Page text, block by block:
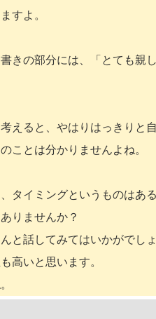
すよ。
きの部分には、「とても親
えると、やはりはっきりと
ことは分かりませんよね。
タイミングというものはある
りませんか？
と話してみてはいかがでしょ
高いと思います。